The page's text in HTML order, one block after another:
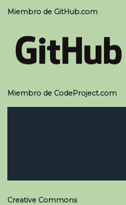
Miembro de GitHub.com
Miembro de CodeProject.com
Creative Commons